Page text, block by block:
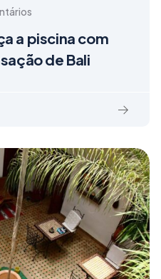
a piscina com
de Bali